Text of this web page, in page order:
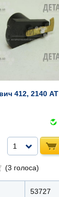
412, 2140 АТ
1
(3 голоса)
53727